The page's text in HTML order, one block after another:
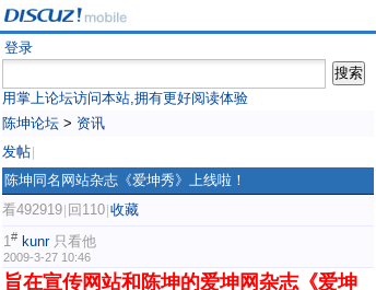
登录
用掌上论坛访问本站,拥有更好阅读体验
陈坤论坛 > 资讯
发帖
陈坤同名网站杂志《爱坤秀》上线啦！
看492919 回110 收藏
1# kunr 只看他
2009-3-27 10:46
旨在宣传网站和陈坤的爱坤网杂志《爱坤